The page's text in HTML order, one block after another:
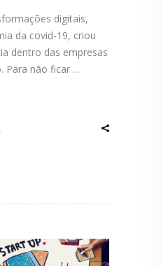
digitais,
da covid-19, criou
dentro das empresas
Para não ficar
,